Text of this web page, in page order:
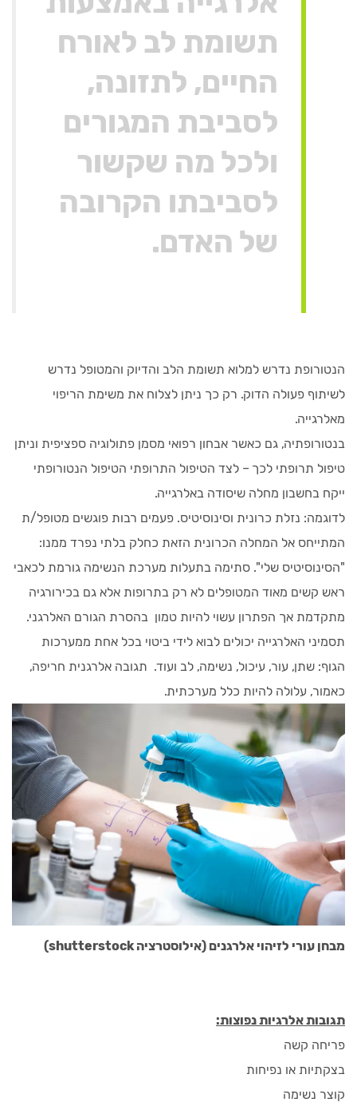
תשומת לב לאורח
החיים, לתזונה,
לסביבת המגורים
ולכל מה שקשור
לסביבתו הקרובה
של האדם.
הנטורופת נדרש למלוא תשומת הלב והדיוק והמטופל נדרש
לשיתוף פעולה הדוק. רק כך ניתן לצלוח את משימת הריפוי
מאלרגייה.
בנטורופתיה, גם כאשר אבחון רפואי מסמן פתולוגיה ספציפית וניתן
טיפול תרופתי לכך – לצד הטיפול התרופתי הטיפול הנטורופתי
ייקח בחשבון מחלה שיסודה באלרגייה.
לדוגמה: נזלת כרונית וסינוסיטיס. פעמים רבות פוגשים מטופל/ת
המתייחס אל המחלה הכרונית הזאת כחלק בלתי נפרד ממנו:
"הסינוסיטיס שלי". סתימה בתעלות מערכת הנשימה גורמת לכאבי
ראש קשים מאוד המטופלים לא רק בתרופות אלא גם בכירורגיה
מתקדמת אך הפתרון עשוי להיות טמון בהסרת הגורם האלרגני.
תסמיני האלרגייה יכולים לבוא לידי ביטוי בכל אחת ממערכות
הגוף: שתן, עור, עיכול, נשימה, לב ועוד. תגובה אלרגנית חריפה,
כאמור, עלולה להיות כלל מערכתית.
מבחן עורי לזיהוי אלרגנים (אילוסטרציה shutterstock)
תגובות אלרגיות נפוצות:
פריחה קשה
בצקתיות או נפיחות
קוצר נשימה